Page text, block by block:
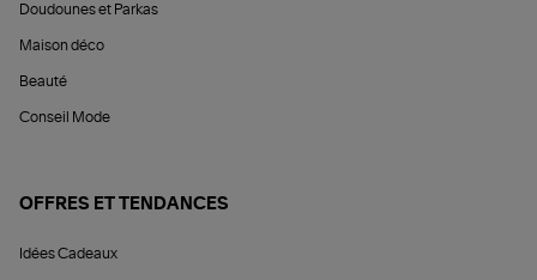
Doudounes et Parkas
Maison déco
Beauté
Conseil Mode
OFFRES ET TENDANCES
Idées Cadeaux